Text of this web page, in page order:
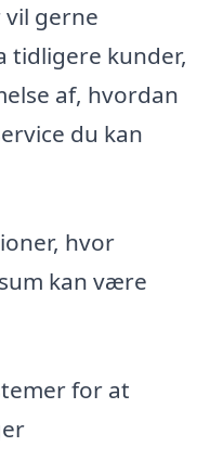
gerne
tidligere kunder,
af, hvordan
du kan
hvor
kan være
for at